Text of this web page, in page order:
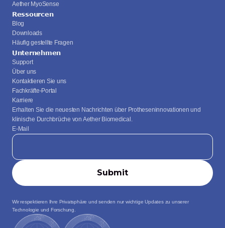
Aether MyoSense
Ressourcen
Blog
Downloads
Häufig gestellte Fragen
Unternehmen
Support
Über uns
Kontaktieren Sie uns
Fachkräfte-Portal
Karriere
Erhalten Sie die neuesten Nachrichten über Protheseninnovationen und
klinische Durchbrüche von Aether Biomedical.
E-Mail
Wir respektieren Ihre Privatsphäre und senden nur wichtige Updates zu unserer
Technologie und Forschung.